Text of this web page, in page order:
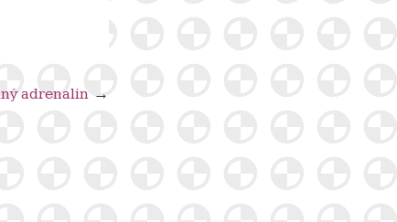
adrenalin